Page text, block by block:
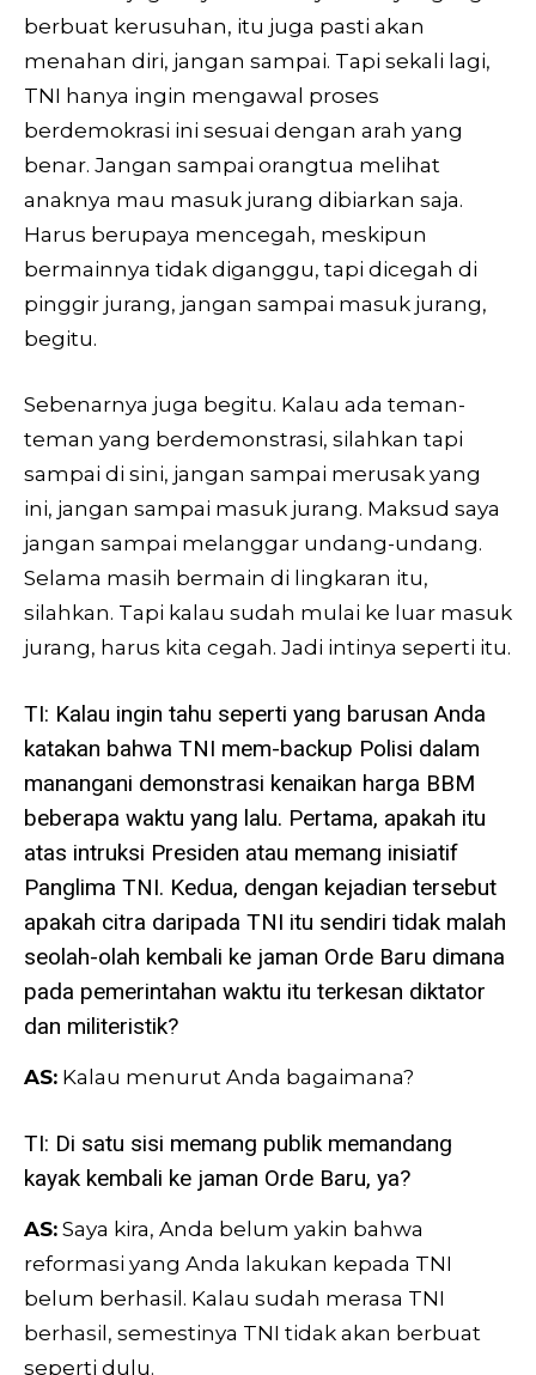
berbuat kerusuhan, itu juga pasti akan
menahan diri, jangan sampai. Tapi sekali lagi,
TNI hanya ingin mengawal proses
berdemokrasi ini sesuai dengan arah yang
benar. Jangan sampai orangtua melihat
anaknya mau masuk jurang dibiarkan saja.
Harus berupaya mencegah, meskipun
bermainnya tidak diganggu, tapi dicegah di
pinggir jurang, jangan sampai masuk jurang,
begitu.
Sebenarnya juga begitu. Kalau ada teman-
teman yang berdemonstrasi, silahkan tapi
sampai di sini, jangan sampai merusak yang
ini, jangan sampai masuk jurang. Maksud saya
jangan sampai melanggar undang-undang.
Selama masih bermain di lingkaran itu,
silahkan. Tapi kalau sudah mulai ke luar masuk
jurang, harus kita cegah. Jadi intinya seperti itu.
TI: Kalau ingin tahu seperti yang barusan Anda
katakan bahwa TNI mem-backup Polisi dalam
manangani demonstrasi kenaikan harga BBM
beberapa waktu yang lalu. Pertama, apakah itu
atas intruksi Presiden atau memang inisiatif
Panglima TNI. Kedua, dengan kejadian tersebut
apakah citra daripada TNI itu sendiri tidak malah
seolah-olah kembali ke jaman Orde Baru dimana
pada pemerintahan waktu itu terkesan diktator
dan militeristik?
AS: Kalau menurut Anda bagaimana?
TI: Di satu sisi memang publik memandang
kayak kembali ke jaman Orde Baru, ya?
AS: Saya kira, Anda belum yakin bahwa
reformasi yang Anda lakukan kepada TNI
belum berhasil. Kalau sudah merasa TNI
berhasil, semestinya TNI tidak akan berbuat
seperti dulu.